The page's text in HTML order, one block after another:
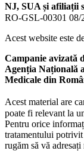
NJ, SUA și afiliații
RO-GSL-00301 08/
Acest website este
Campanie avizată
Agenția Națională
Medicale din
Acest material are
poate fi relevant la
Pentru orice
tratamentului potrivit
rugăm să vă